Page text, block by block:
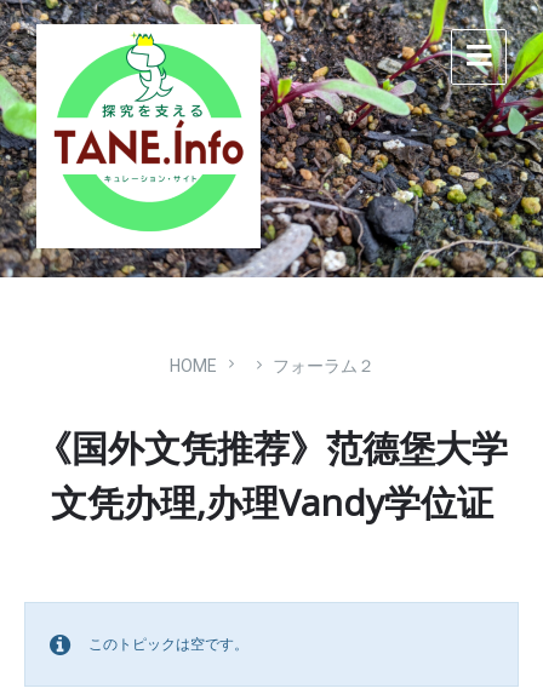
Skip
to
content
Skip
to
main
navigation
Skip
to
footer
HOME フォーラム２
《国外文凭推荐》范德堡大学
文凭办理,办理Vandy学位证
このトピックは空です。